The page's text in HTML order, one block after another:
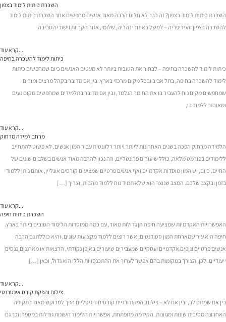
השכרת כיתות לימוד בצפון
השכרת כיתות לימוד בצפון? זה כבר לא חלום הרבה מאוד אנשים מחפשים אחר השכרת כיתות לימוד
להשכרה בצפון והפריפריה – למשל באיזורי נהריה, שלומי, אזור הקריות וישובי הסביבה.
קרא עוד...
כיתות לימוד להשכרה בחיפה
כיתות לימוד להשכרה בחיפה – לבחור את הטובות ביותר לא מעטים האנשים כיום שמחפשים כיתות
לימוד להשכרה בחיפה, בתל אביב ובכל מקום מרכזי בארץ. בין אם מדובר בקהל מרצים ומורים
שמחפשים מקום נוח להעביר בו את החומר הנלמד, ובין אם מדובר בתלמידים שמחפשים מקום נעים
ומאובזר ללמוד בו,
קרא עוד...
מרחב למידה מרחוק
הלמידה מרחוק הפכה בשנים האחרונות ליותר ויותר רלוונטית עבור המון אנשים. לא פשוט להתחייב
ללימודים בפורמט מלאה, כולל שיעורים פרונטליים, וזה נכון להרבה מאוד אנשים בשלבים שונים של
החיים. כיום, יש המון מוסדות אקדמיים ואף אנשים פרטיים שמציעים קורסים אונליין, אותם ניתן ללמוד
בזמן ובקצב שלכם. המצב שנוצר הוא שלא תמיד נוח ללמוד מהבית, וצריך […]
קרא עוד...
השכרת כיתות חיפה
האפשרויות האקדמיות שמציעה חיפה הן גדולות מאוד, עם כמה ממוסדות הלימוד הטובים ביותר בארץ.
חיפה היא עיר שמארחת המון סטודנטים, אשר רוצים ללמוד מקצועות שונים, והיא כוללת גם הרבה
אנשים פרטיים וגופים אקדמיים ועסקיים שמעבירים שיעורים באופן נקודתי, הרצאות או מארגנים כנסים
ייעודיים. לכן, הצורך במקומות בהם אפשר לערוך את ההתכנסויות הללו הוא גדול, וכאן […]
קרא עוד...
צילום והפקת קורס אינטרנטי
בין אם שמתם לב, ובין אם לא – צילום, הפקת ובניית קורסים דיגיטליים הפך למבוקש מאוד בתקופה
האחרונה מסיבות שונות ומגוונות. הקידמה מתפתחת, אפשרויות הלימוד השונות גודלות במספרן וכך גם